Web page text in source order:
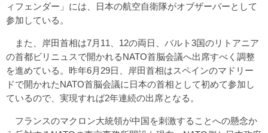
ィフェンダー」には、日本の航空自衛隊がオブザーバーとして
参加している。
また、岸田首相は7月11、12の両日、バルト3国のリトアニア
の首都ビリニュスで開かれるNATO首脳会議へ出席すべく調整
を進めている。昨年6月29日、岸田首相はスペインのマドリー
ドで開かれたNATO首脳会議に日本の首相として初めて参加し
ているので、実現すれば2年連続の出席となる。
フランスのマクロン大統領が中国を刺激することへの懸念か